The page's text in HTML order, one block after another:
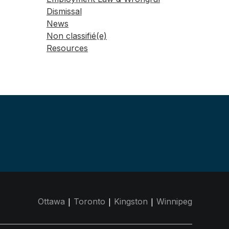
Dismissal
News
Non classifié(e)
Resources
Ottawa | Toronto | Kingston | Winnipeg